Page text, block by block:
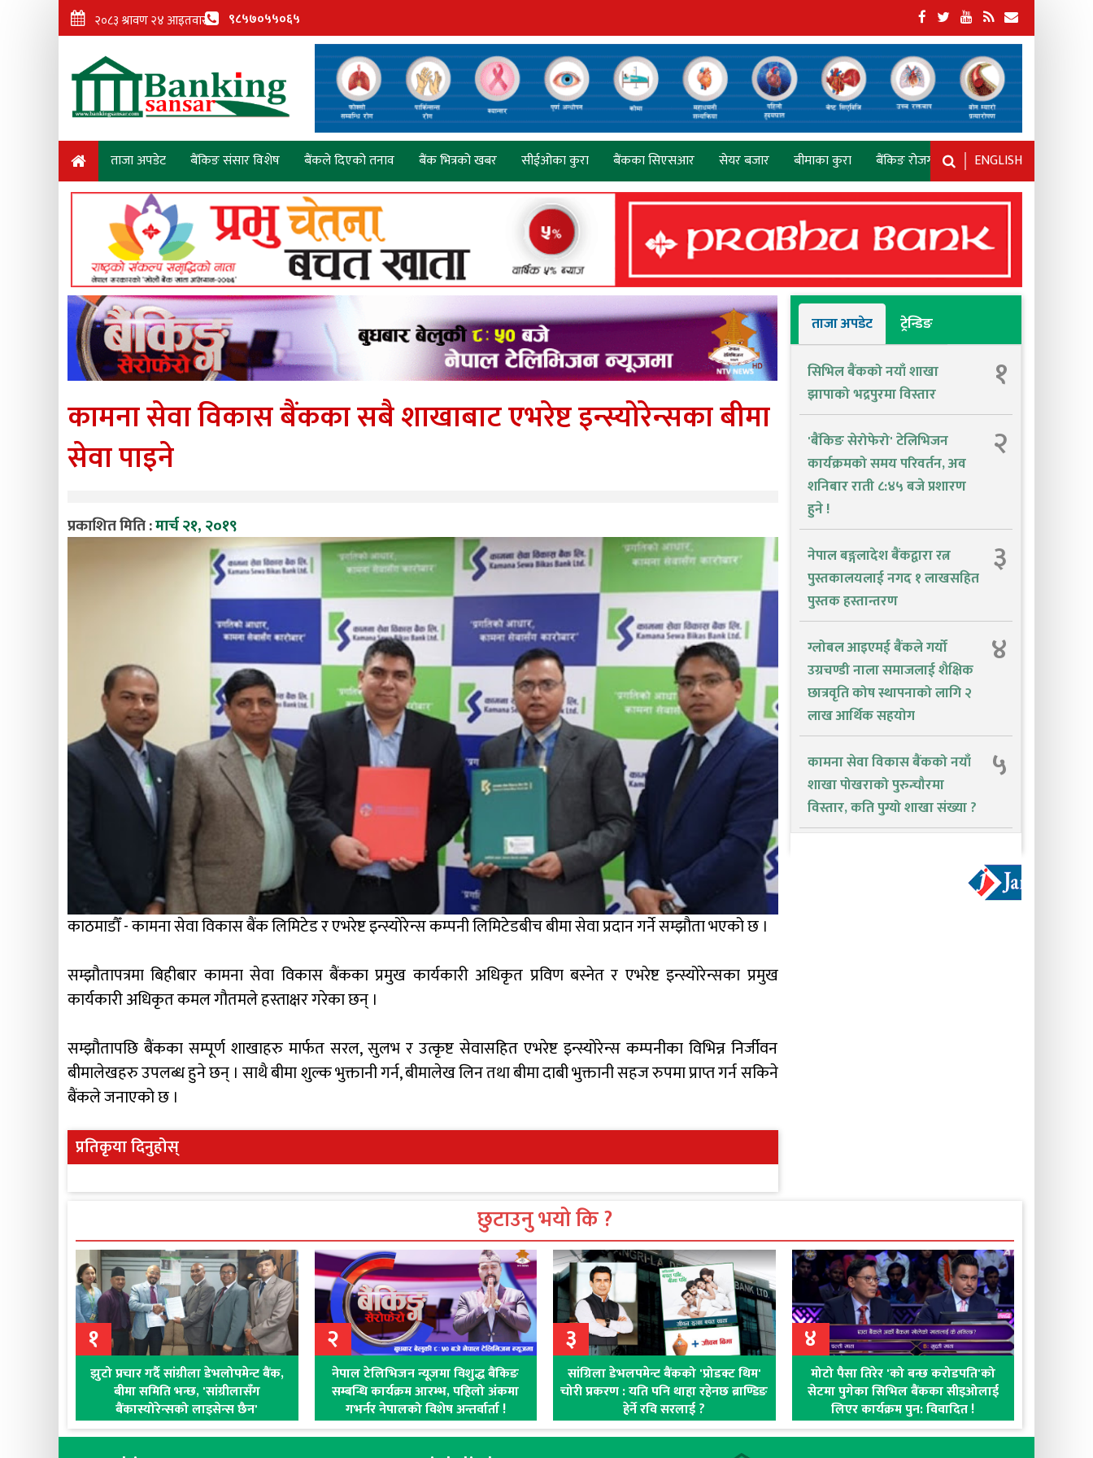
९८५७०५५०६५
ताजा अपडेट बैंकिङ संसार विशेष बैंकले दिएको तनाव बैंक भित्रको खबर सीईओका कुरा बैंकका सिएसआर सेयर बजार बीमाका कुरा बैंकिङ रोजगारी ENGLISH
कामना सेवा विकास बैंकका सबै शाखाबाट एभरेष्ट इन्स्योरेन्सका बीमा
सेवा पाइने
प्रकाशित मिति :मार्च २१, २०१९
काठमाडौँ - कामना सेवा विकास बैंक लिमिटेड र एभरेष्ट इन्स्योरेन्स कम्पनी लिमिटेडबीच बीमा सेवा प्रदान गर्ने सम्झौता भएको छ ।
सम्झौतापत्रमा बिहीबार कामना सेवा विकास बैंकका प्रमुख कार्यकारी अधिकृत प्रविण बस्नेत र एभरेष्ट इन्स्योरेन्सका प्रमुख
कार्यकारी अधिकृत कमल गौतमले हस्ताक्षर गरेका छन् ।
सम्झौतापछि बैंकका सम्पूर्ण शाखाहरु मार्फत सरल, सुलभ र उत्कृष्ट सेवासहित एभरेष्ट इन्स्योरेन्स कम्पनीका विभिन्न निर्जीवन
बीमालेखहरु उपलब्ध हुने छन् । साथै बीमा शुल्क भुक्तानी गर्न, बीमालेख लिन तथा बीमा दाबी भुक्तानी सहज रुपमा प्राप्त गर्न सकिने
बैंकले जनाएको छ ।
प्रतिकृया दिनुहोस्
ताजा अपडेट ट्रेन्डिङ
सिभिल बैंकको नयाँ शाखा
झापाको भद्रपुरमा विस्तार
१
'बैंकिङ सेरोफेरो' टेलिभिजन
कार्यक्रमको समय परिवर्तन, अव
शनिबार राती ८:४५ बजे प्रशारण
हुने !
२
नेपाल बङ्गलादेश बैंकद्वारा रत्न
पुस्तकालयलाई नगद १ लाखसहित
पुस्तक हस्तान्तरण
३
ग्लोबल आइएमई बैंकले गर्यो
उग्रचण्डी नाला समाजलाई शैक्षिक
छात्रवृति कोष स्थापनाको लागि २
लाख आर्थिक सहयोग
४
कामना सेवा विकास बैंकको नयाँ
शाखा पोखराको पुरुन्चौरमा
विस्तार, कति पुग्यो शाखा संख्या ?
५
छुटाउनु भयो कि ?
१
झुटो प्रचार गर्दै सांग्रीला डेभलोपमेन्ट बैंक,
बीमा समिति भन्छ, 'सांग्रीलासँग
बैंकास्योरेन्सको लाइसेन्स छैन'
२
नेपाल टेलिभिजन न्यूजमा विशुद्ध बैंकिङ
सम्बन्धि कार्यक्रम आरम्भ, पहिलो अंकमा
गभर्नर नेपालको विशेष अन्तर्वार्ता !
३
सांग्रिला डेभलपमेन्ट बैंकको 'प्रोडक्ट थिम'
चोरी प्रकरण : यति पनि थाहा रहेनछ ब्राण्डिङ
हेर्ने रवि सरलाई ?
४
मोटो पैसा तिरेर 'को बन्छ करोडपति'को
सेटमा पुगेका सिभिल बैंकका सीइओलाई
लिएर कार्यक्रम पुन: विवादित !